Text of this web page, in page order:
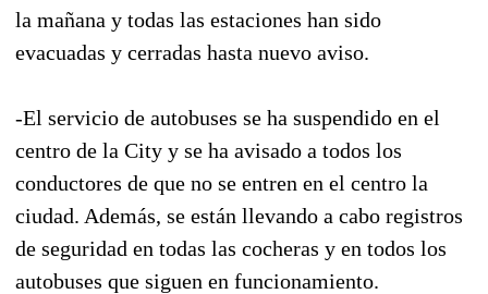
la mañana y todas las estaciones han sido
evacuadas y cerradas hasta nuevo aviso.
-El servicio de autobuses se ha suspendido en el
centro de la City y se ha avisado a todos los
conductores de que no se entren en el centro la
ciudad. Además, se están llevando a cabo registros
de seguridad en todas las cocheras y en todos los
autobuses que siguen en funcionamiento.